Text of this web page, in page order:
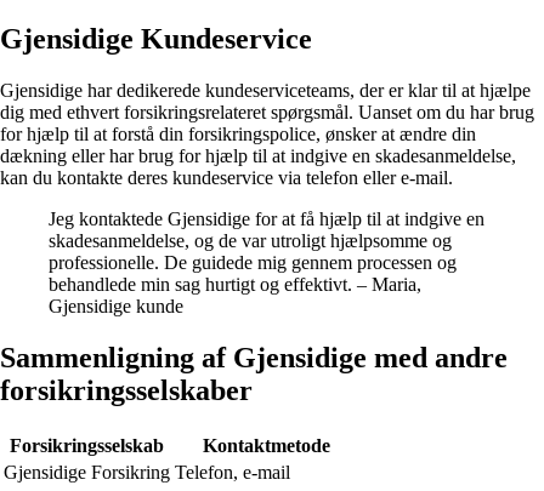
Gjensidige Kundeservice
Gjensidige har dedikerede kundeserviceteams, der er klar til at hjælpe
dig med ethvert forsikringsrelateret spørgsmål. Uanset om du har brug
for hjælp til at forstå din forsikringspolice, ønsker at ændre din
dækning eller har brug for hjælp til at indgive en skadesanmeldelse,
kan du kontakte deres kundeservice via telefon eller e-mail.
Jeg kontaktede Gjensidige for at få hjælp til at indgive en
skadesanmeldelse, og de var utroligt hjælpsomme og
professionelle. De guidede mig gennem processen og
behandlede min sag hurtigt og effektivt. – Maria,
Gjensidige kunde
Sammenligning af Gjensidige med andre
forsikringsselskaber
Forsikringsselskab
Kontaktmetode
Gjensidige Forsikring Telefon, e-mail